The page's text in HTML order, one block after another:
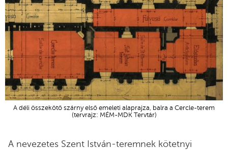
A déli összekötő szárny első emeleti alaprajza, balra a Cercle-terem
(tervrajz: MÉM-MDK Tervtár)
A nevezetes Szent István-teremnek kötetnyi